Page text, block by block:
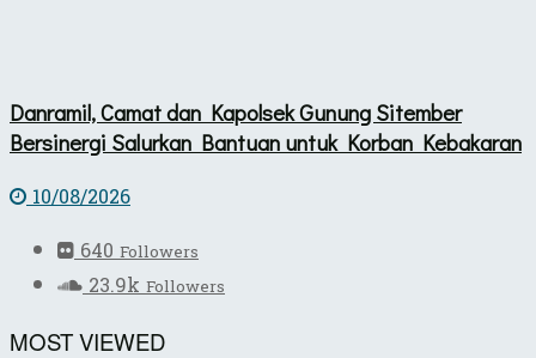
Danramil, Camat dan Kapolsek Gunung Sitember
Bersinergi Salurkan Bantuan untuk Korban Kebakaran
10/08/2026
640 Followers
23.9k Followers
MOST VIEWED